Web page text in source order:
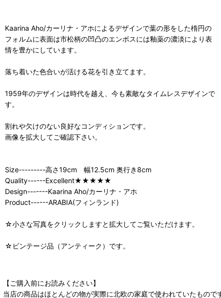
Kaarina Aho/カーリナ・アホによるデザインで葉の形をした楕円の
フォルムに表面は市松柄の凹凸のエンボスには釉薬の濃淡により表
情を豊かにしています。
落ち着いた色合いが活ける花を引き立てます。
1959年のデザインは時代を越え、今も素敵なタイムレスデザインで
す。
割れや欠けのない良好なコンディションです。
画像を拡大してご確認下さい。
Size---------高さ19cm 幅12.5cm 奥行き8cm
Quality------Excellent★★★★★
Design-------Kaarina Aho/カーリナ・アホ
Product------ARABIA(フィンランド)
☆小さな写真をクリックしますと拡大してご覧いただけます。
☆ビンテージ品（アンティーク）です。
【ご購入前にお読みください】
当店の商品はほとんどの物が実際に北欧の家庭で使われていたもの